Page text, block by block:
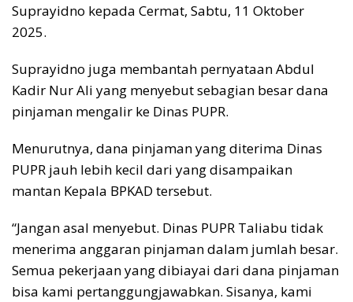
Suprayidno kepada Cermat, Sabtu, 11 Oktober
2025.
Suprayidno juga membantah pernyataan Abdul
Kadir Nur Ali yang menyebut sebagian besar dana
pinjaman mengalir ke Dinas PUPR.
Menurutnya, dana pinjaman yang diterima Dinas
PUPR jauh lebih kecil dari yang disampaikan
mantan Kepala BPKAD tersebut.
“Jangan asal menyebut. Dinas PUPR Taliabu tidak
menerima anggaran pinjaman dalam jumlah besar.
Semua pekerjaan yang dibiayai dari dana pinjaman
bisa kami pertanggungjawabkan. Sisanya, kami